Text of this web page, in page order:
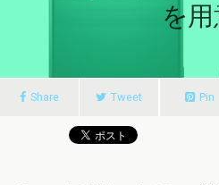
を
Share Tweet Pin